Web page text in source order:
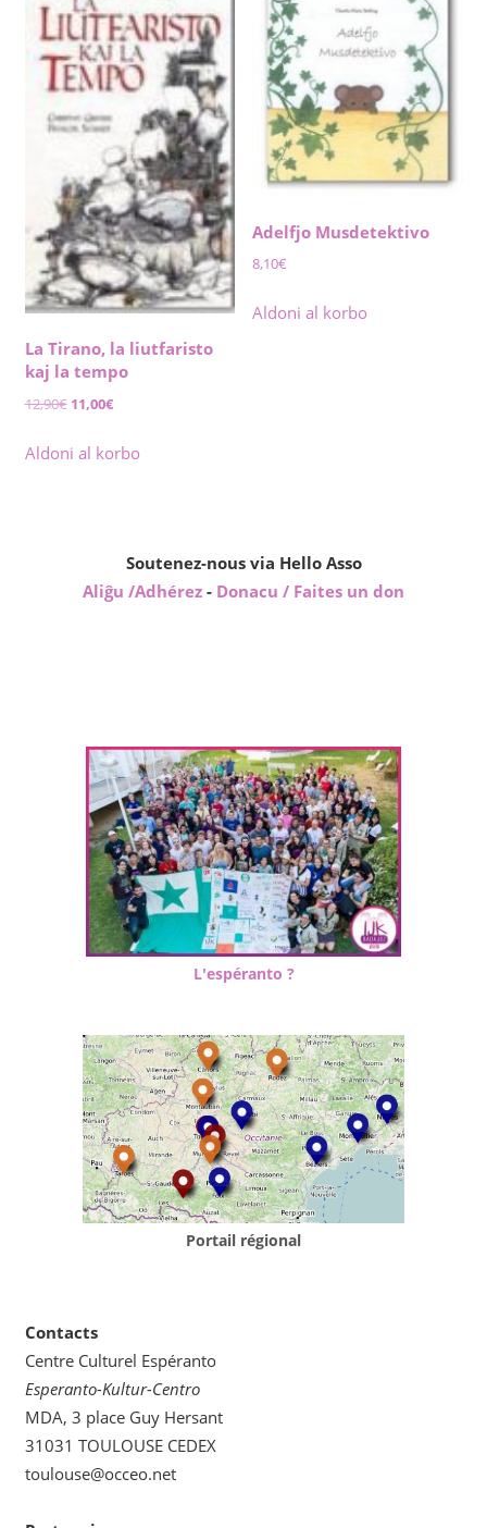
La Tirano, la liutfaristo
kaj la tempo
12,90€ Original
was:
11,00€Current
is:
Aldoni al korbo
Adelfjo Musdetektivo
8,10€
Aldoni al korbo
Soutenez-nous via Hello Asso
Aliĝu /Adhérez - Donacu / Faites un don
L'espéranto ?
Portail régional
Contacts
Centre Culturel Espéranto
Esperanto-Kultur-Centro
MDA, 3 place Guy Hersant
31031 TOULOUSE CEDEX
toulouse@occeo.net